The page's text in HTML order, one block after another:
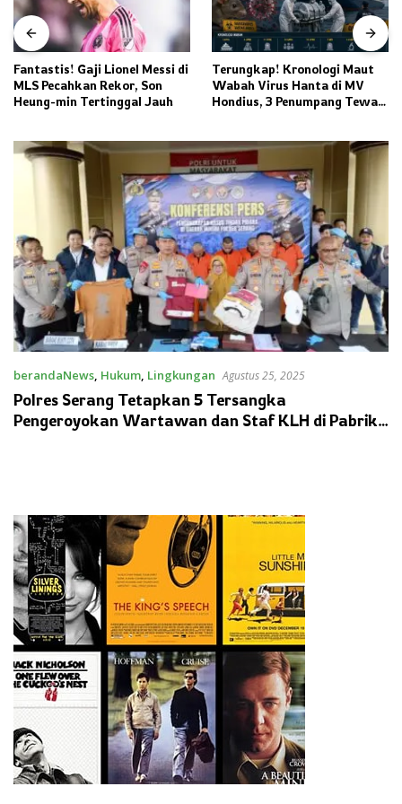
Fantastis! Gaji Lionel Messi di
MLS Pecahkan Rekor, Son
Heung-min Tertinggal Jauh
Terungkap! Kronologi Maut
Wabah Virus Hanta di MV
Hondius, 3 Penumpang Tewas
berandaNews, Hukum, Lingkungan Agustus 25, 2025
Polres Serang Tetapkan 5 Tersangka
Pengeroyokan Wartawan dan Staf KLH di Pabrik